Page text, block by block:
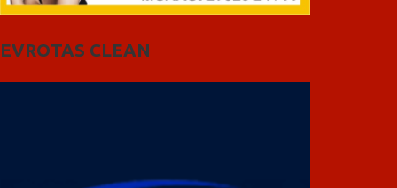
EVROTAS CLEAN